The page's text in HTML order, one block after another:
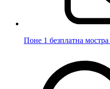
Поне 1 безплатна